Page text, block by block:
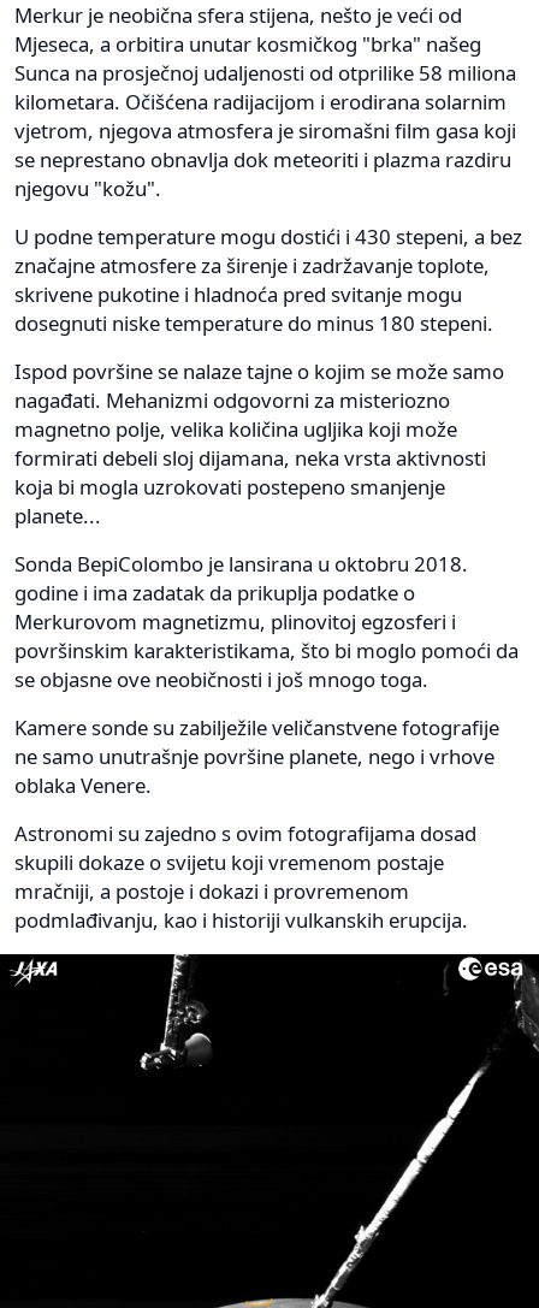
Merkur je neobična sfera stijena, nešto je veći od
Mjeseca, a orbitira unutar kosmičkog "brka" našeg
Sunca na prosječnoj udaljenosti od otprilike 58 miliona
kilometara. Očišćena radijacijom i erodirana solarnim
vjetrom, njegova atmosfera je siromašni film gasa koji
se neprestano obnavlja dok meteoriti i plazma razdiru
njegovu "kožu".
U podne temperature mogu dostići i 430 stepeni, a bez
značajne atmosfere za širenje i zadržavanje toplote,
skrivene pukotine i hladnoća pred svitanje mogu
dosegnuti niske temperature do minus 180 stepeni.
Ispod površine se nalaze tajne o kojim se može samo
nagađati. Mehanizmi odgovorni za misteriozno
magnetno polje, velika količina ugljika koji može
formirati debeli sloj dijamana, neka vrsta aktivnosti
koja bi mogla uzrokovati postepeno smanjenje
planete...
Sonda BepiColombo je lansirana u oktobru 2018.
godine i ima zadatak da prikuplja podatke o
Merkurovom magnetizmu, plinovitoj egzosferi i
površinskim karakteristikama, što bi moglo pomoći da
se objasne ove neobičnosti i još mnogo toga.
Kamere sonde su zabilježile veličanstvene fotografije
ne samo unutrašnje površine planete, nego i vrhove
oblaka Venere.
Astronomi su zajedno s ovim fotografijama dosad
skupili dokaze o svijetu koji vremenom postaje
mračniji, a postoje i dokazi i provremenom
podmlađivanju, kao i historiji vulkanskih erupcija.